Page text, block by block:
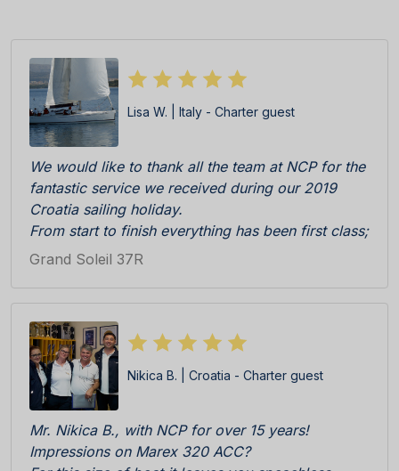
Lisa W. | Italy - Charter guest
We would like to thank all the team at NCP for the
fantastic service we received during our 2019
Croatia sailing holiday.
From start to finish everything has been first class;
Katarina, Antonia and Sandra were really efficient,
booking and then check in at the Marina. The boat
perfect working order. All cleaning team, skipper
Ratko and all other staff on the pier C responsive
and competent.
We especially appreciated the welcome pack
consisting of locally products, wine, biscuits etc
all delicious. BRAVI BRAVI BRAVI!!!
We cannot wait to return!
Grand Soleil 37R
Nikica B. | Croatia - Charter guest
Mr. Nikica B., with NCP for over 15 years!
Impressions on Marex 320 ACC?